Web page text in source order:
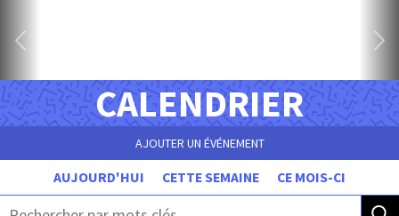
CALENDRIER
AJOUTER UN ÉVÉNEMENT
AUJOURD'HUI CETTE SEMAINE CE MOIS-CI